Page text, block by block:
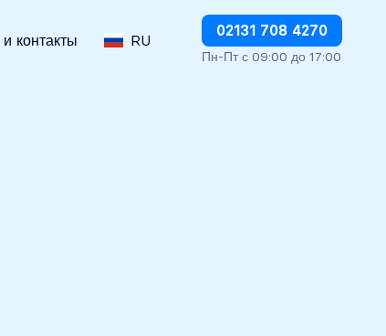
контакты RU
02131 708 4270
Пн-Пт с 09:00 до 17:00
Немедленно прекратить дебетование